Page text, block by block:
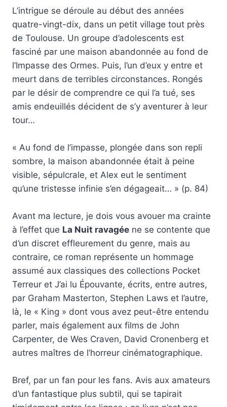
L’intrigue se déroule au début des années
quatre-vingt-dix, dans un petit village tout près
de Toulouse. Un groupe d’adolescents est
fasciné par une maison abandonnée au fond de
l’Impasse des Ormes. Puis, l’un d’eux y entre et
meurt dans de terribles circonstances. Rongés
par le désir de comprendre ce qui l’a tué, ses
amis endeuillés décident de s’y aventurer à leur
tour…
« Au fond de l’impasse, plongée dans son repli
sombre, la maison abandonnée était à peine
visible, sépulcrale, et Alex eut le sentiment
qu’une tristesse infinie s’en dégageait… » (p. 84)
Avant ma lecture, je dois vous avouer ma crainte
à l’effet que La Nuit ravagée ne se contente que
d’un discret effleurement du genre, mais au
contraire, ce roman représente un hommage
assumé aux classiques des collections Pocket
Terreur et J’ai lu Épouvante, écrits, entre autres,
par Graham Masterton, Stephen Laws et l’autre,
là, le « King » dont vous avez peut-être entendu
parler, mais également aux films de John
Carpenter, de Wes Craven, David Cronenberg et
autres maîtres de l’horreur cinématographique.
Bref, par un fan pour les fans. Avis aux amateurs
d’un fantastique plus subtil, qui se tapirait